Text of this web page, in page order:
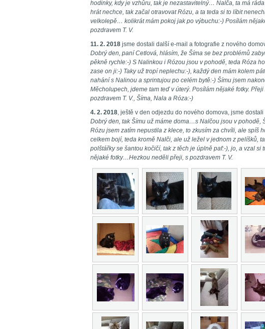
hodinky, kdy je vzhůru, tak je nezastavitelný… Nalča, ta má
hrát nechce, tak začal otravovat Rózu, a ta teda si to líbit
velkolepě… kolikrát mám pokoj jak po výbuchu:-) Posílám
pozdravem T. V.
11. 2. 2018 jsme dostali další e-mail a fotografie z nového
Dobrý den, paní Cetlová, hlásím, že Šíma se bez problémů
pěkně rychle:-) S Nalinkou i Rózou jsou v pohodě, teda Róza
zase on ji:-) Taky už tropí neplechu:-), každý den mám kolem
nahání s Nalinou a sprintujou po celém bytě:-) Šímu jsem
Měcholupech, jdeme tam teď v úterý. Posílám nějaké fotky.
pozdravem T. V., Šíma, Nala a Róza:-)
4. 2. 2018, ještě v den odjezdu do nového domova, jsme
Dobrý den, tak Šímu už máme doma…s Nalčou jsou v pohodě,
Rózu jsem zatím nepustila z klece, to zkusím za chvíli, ale spíš
celkem bojí, teda kromě Nalči, ale už ležel v jednom z pelíšků,
polštářky se šantou kočičí, tak z těch je úplně paf:-), jo, a vzal si
nějaké fotky…Hezkou neděli přeji, s pozdravem T. V.